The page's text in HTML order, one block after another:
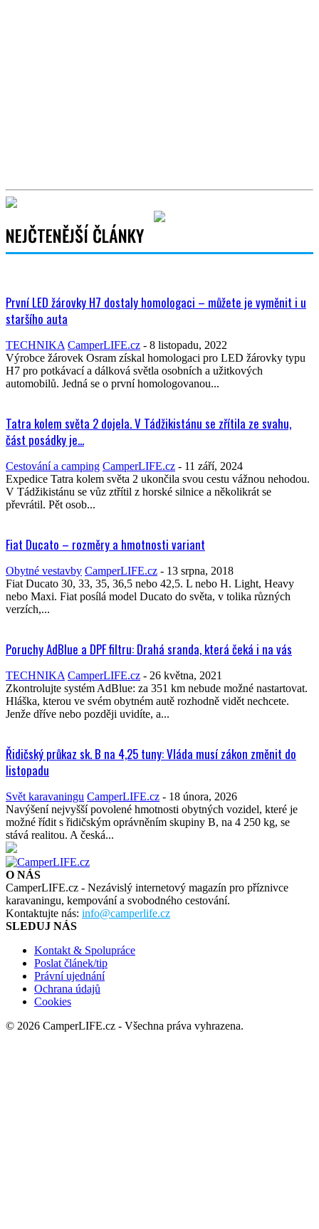
NEJČTENĚJŠÍ ČLÁNKY
První LED žárovky H7 dostaly homologaci – můžete je vyměnit i u
staršího auta
TECHNIKA CamperLIFE.cz - 8 listopadu, 2022
Výrobce žárovek Osram získal homologaci pro LED žárovky typu
H7 pro potkávací a dálková světla osobních a užitkových
automobilů. Jedná se o první homologovanou...
Tatra kolem světa 2 dojela. V Tádžikistánu se zřítila ze svahu,
část posádky je...
Cestování a camping CamperLIFE.cz - 11 září, 2024
Expedice Tatra kolem světa 2 ukončila svou cestu vážnou nehodou.
V Tádžikistánu se vůz ztřítil z horské silnice a několikrát se
převrátil. Pět osob...
Fiat Ducato – rozměry a hmotnosti variant
Obytné vestavby CamperLIFE.cz - 13 srpna, 2018
Fiat Ducato 30, 33, 35, 36,5 nebo 42,5. L nebo H. Light, Heavy
nebo Maxi. Fiat posílá model Ducato do světa, v tolika různých
verzích,...
Poruchy AdBlue a DPF filtru: Drahá sranda, která čeká i na vás
TECHNIKA CamperLIFE.cz - 26 května, 2021
Zkontrolujte systém AdBlue: za 351 km nebude možné nastartovat.
Hláška, kterou ve svém obytném autě rozhodně vidět nechcete.
Jenže dříve nebo později uvidíte, a...
Řidičský průkaz sk. B na 4,25 tuny: Vláda musí zákon změnit do
listopadu
Svět karavaningu CamperLIFE.cz - 18 února, 2026
Navýšení nejvyšší povolené hmotnosti obytných vozidel, které je
možné řídit s řidičským oprávněním skupiny B, na 4 250 kg, se
stává realitou. A česká...
O NÁS
CamperLIFE.cz - Nezávislý internetový magazín pro příznivce
karavaningu, kempování a svobodného cestování.
Kontaktujte nás: info@camperlife.cz
SLEDUJ NÁS
Kontakt & Spolupráce
Poslat článek/tip
Právní ujednání
Ochrana údajů
Cookies
© 2026 CamperLIFE.cz - Všechna práva vyhrazena.